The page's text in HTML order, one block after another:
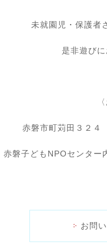
未就園児・保護者
是非遊びに
赤磐市町苅田３２
赤磐子どもNPOセンタ
お問